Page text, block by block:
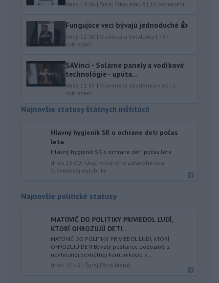
dnes 13:06 | Šutaj Eštok Matúš | 10 zobrazení
Fungujúce veci bývajú jednoduché 👍
dnes 12:00 | Sloboda a Solidarita | 787
zobrazení
SAVinci - Solárne panely a vodíkové
technológie - upúta...
dnes 11:55 | Slovenská akadémia vied | 5
zobrazení
Najnovšie statusy štátnych inštitúcií
Hlavný hygienik SR o ochrane detí počas
leta
Hlavný hygienik SR o ochrane detí počas leta
dnes 13:00 | Úrad verejného zdravotníctva
Slovenskej republiky
Najnovšie politické statusy
MATOVIČ DO POLITIKY PRIVIEDOL ĽUDÍ,
KTORÍ OHROZUJÚ DETI...
MATOVIČ DO POLITIKY PRIVIEDOL ĽUDÍ, KTORÍ
OHROZUJÚ DETI Bývalý poslanec podozrivý z
nevhodnej sexuálnej komunikácie s ...
dnes 12:49 | Šutaj Eštok Matúš